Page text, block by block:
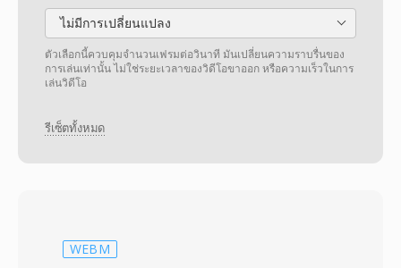
ไม่มีการเปลี่ยนแปลง
ตัวเลือกนี้ควบคุมจำนวนเฟรมต่อวินาที มันเปลี่ยนความราบรื่นของ
การเล่นเท่านั้น ไม่ใช่ระยะเวลาของวิดีโอขาออก หรือความเร็วในการ
เล่นวิดีโอ
รีเซ็ตทั้งหมด
WEBM